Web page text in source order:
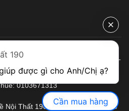
hàng vui lòng liên hệ chúng tôi:
THƯƠNG MẠI VÀ SẢN XUẤT VIỆT
THẤT
0103671313
Nội Thất 190. Mọi quyền được bảo
190
Cần mua hàng